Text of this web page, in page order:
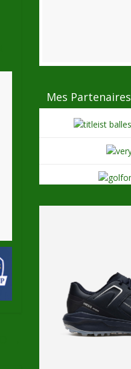
Mes Partenaires